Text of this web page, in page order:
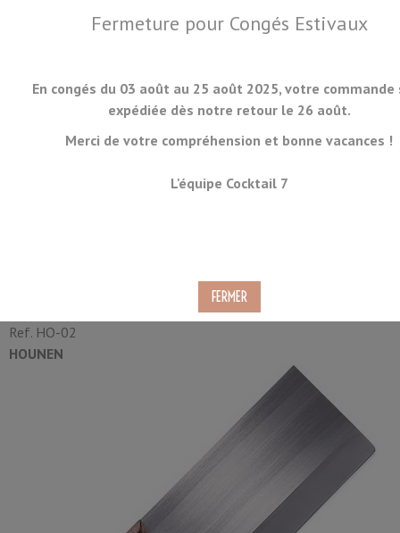
MENU
Fermeture pour Congés Estivaux
En congés du 03 août au 25 août 2025, votre commande
expédiée dès notre retour le 26 août.
Merci de votre compréhension et bonne vacances !
L'équipe Cocktail 7
27cm avec Manche en Bois
Ref. HO-02
HOUNEN